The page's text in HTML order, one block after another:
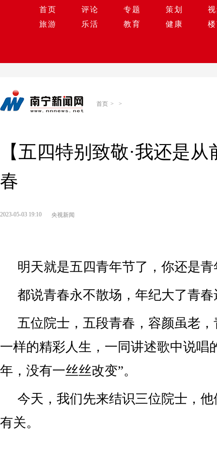
首页 评论 专题 策划
旅游
乐活 教育 健康
首页 > >
【五四特别致敬·我还是
春
2023-05-03 19:10 央视新闻
明天就是五四青年节了，你还是
都说青春永不散场，年纪大了青
五位院士，五段青春，容颜虽老
一样的精彩人生，一同讲述歌中说唱
年，没有一丝丝改变”。
今天，我们先来结识三位院士，
有关。